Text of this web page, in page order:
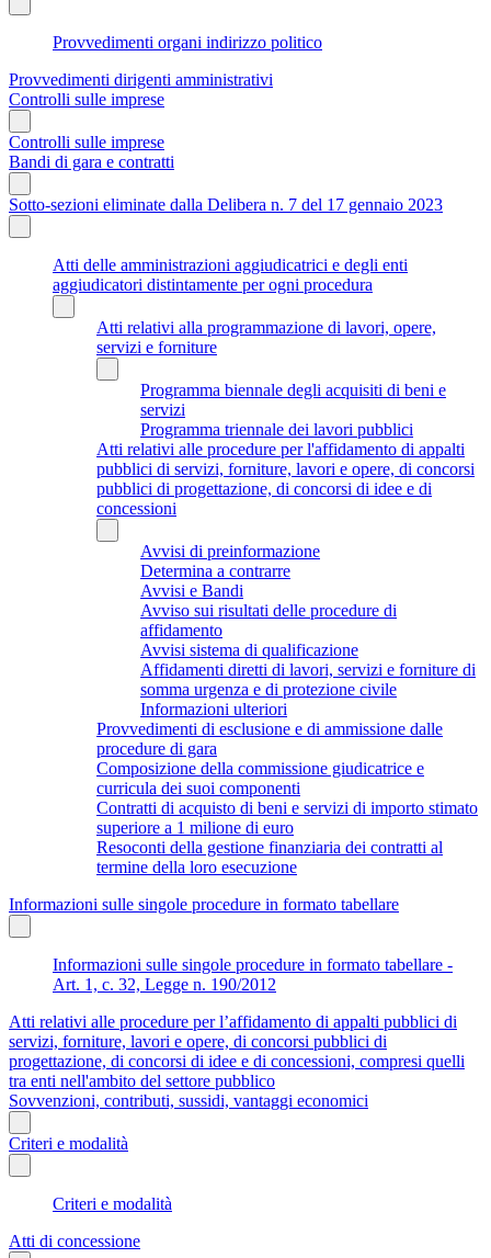
Provvedimenti organi indirizzo politico
Provvedimenti dirigenti amministrativi
Controlli sulle imprese
Controlli sulle imprese
Bandi di gara e contratti
Sotto-sezioni eliminate dalla Delibera n. 7 del 17 gennaio 2023
Atti delle amministrazioni aggiudicatrici e degli enti
aggiudicatori distintamente per ogni procedura
Atti relativi alla programmazione di lavori, opere,
servizi e forniture
Programma biennale degli acquisiti di beni e
servizi
Programma triennale dei lavori pubblici
Atti relativi alle procedure per l'affidamento di appalti
pubblici di servizi, forniture, lavori e opere, di concorsi
pubblici di progettazione, di concorsi di idee e di
concessioni
Avvisi di preinformazione
Determina a contrarre
Avvisi e Bandi
Avviso sui risultati delle procedure di
affidamento
Avvisi sistema di qualificazione
Affidamenti diretti di lavori, servizi e forniture di
somma urgenza e di protezione civile
Informazioni ulteriori
Provvedimenti di esclusione e di ammissione dalle
procedure di gara
Composizione della commissione giudicatrice e
curricula dei suoi componenti
Contratti di acquisto di beni e servizi di importo stimato
superiore a 1 milione di euro
Resoconti della gestione finanziaria dei contratti al
termine della loro esecuzione
Informazioni sulle singole procedure in formato tabellare
Informazioni sulle singole procedure in formato tabellare -
Art. 1, c. 32, Legge n. 190/2012
Atti relativi alle procedure per l’affidamento di appalti pubblici di
servizi, forniture, lavori e opere, di concorsi pubblici di
progettazione, di concorsi di idee e di concessioni, compresi quelli
tra enti nell'ambito del settore pubblico
Sovvenzioni, contributi, sussidi, vantaggi economici
Criteri e modalità
Criteri e modalità
Atti di concessione